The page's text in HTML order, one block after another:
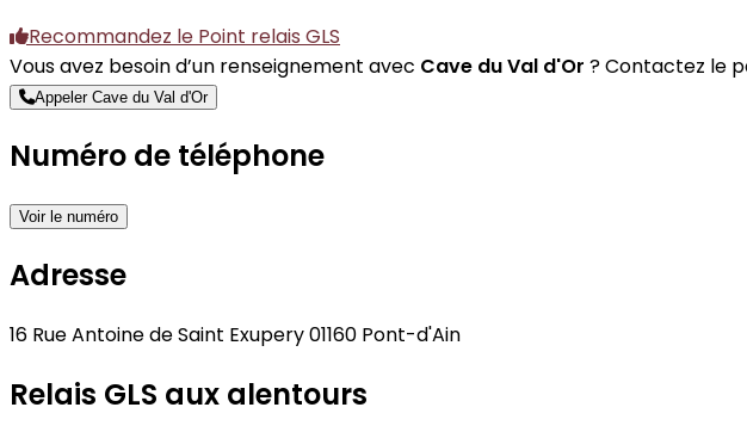
Recommandez le Point relais GLS
Vous avez besoin d’un renseignement avec Cave du Val d'Or ? Contactez le
Appeler Cave du Val d'Or
Numéro de téléphone
Voir le numéro
Adresse
16 Rue Antoine de Saint Exupery 01160 Pont-d'Ain
Relais GLS aux alentours